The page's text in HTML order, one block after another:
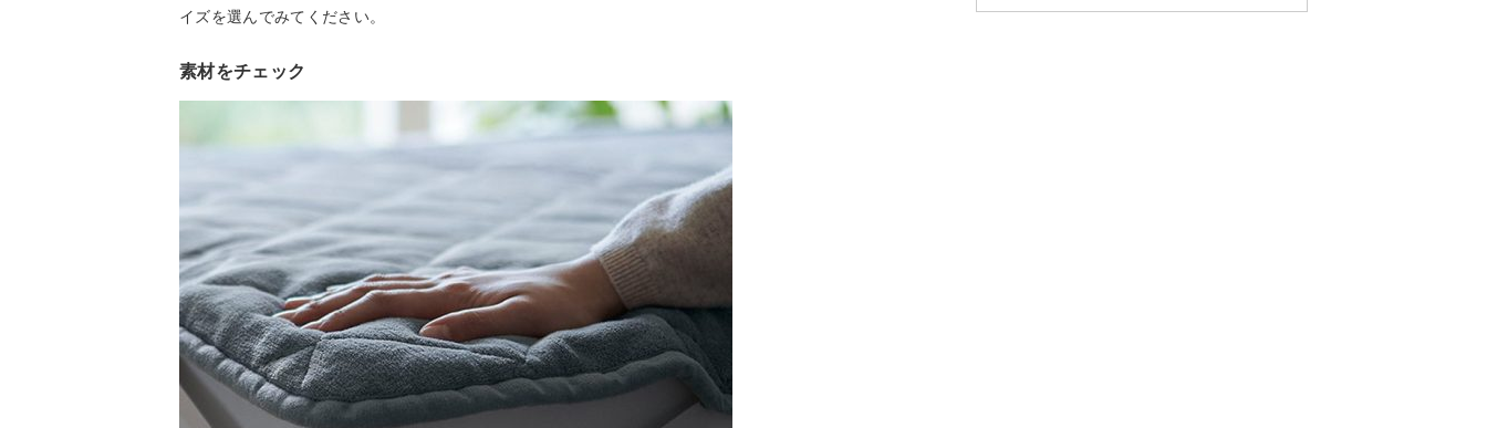
イズを選んでみてください。
素材をチェック